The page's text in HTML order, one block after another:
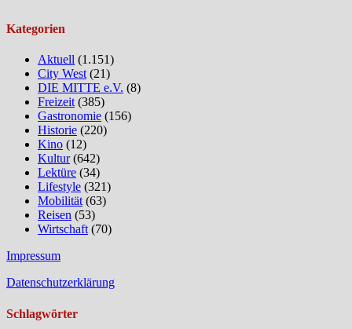
Kategorien
Aktuell (1.151)
City West(21)
DIE MITTE e.V. (8)
Freizeit(385)
Gastronomie (156)
Historie (220)
Kino (12)
Kultur(642)
Lektüre (34)
Lifestyle (321)
Mobilität(63)
Reisen (53)
Wirtschaft(70)
Impressum
Datenschutzerklärung
Schlagwörter